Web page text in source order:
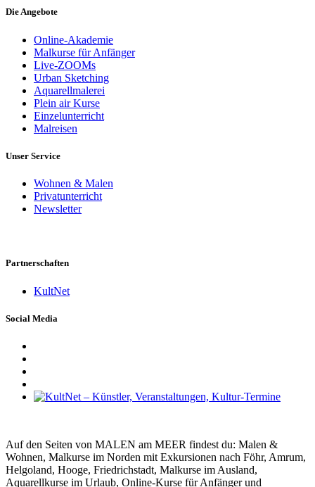
Die Angebote
Online-Akademie
Malkurse für Anfänger
Live-ZOOMs
Urban Sketching
Aquarellmalerei
Plein air Kurse
Einzelunterricht
Malreisen
Unser Service
Wohnen & Malen
Privatunterricht
Newsletter
Partnerschaften
KultNet
Social Media
Auf den Seiten von MALEN am MEER findest du: Malen &
Wohnen, Malkurse im Norden mit Exkursionen nach Föhr, Amrum,
Helgoland, Hooge, Friedrichstadt, Malkurse im Ausland,
Aquarellkurse im Urlaub, Online-Kurse für Anfänger und